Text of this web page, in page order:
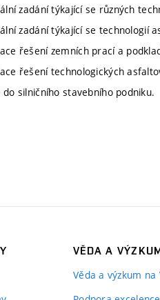
zadání týkající se různých
zadání týkající se technologií
řešení zemních prací a
řešení technologických
do silničního stavebního podniku.
VĚDA A
Věda a výzkum na